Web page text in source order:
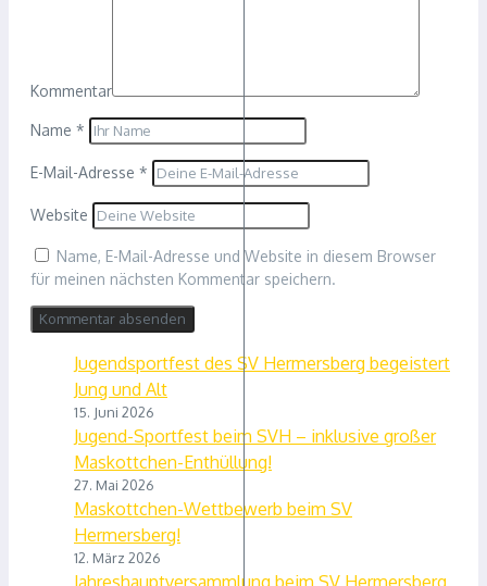
Kommentar
Name *
E-Mail-Adresse *
Website
Name, E-Mail-Adresse und Website in diesem Browser
für meinen nächsten Kommentar speichern.
Jugendsportfest des SV Hermersberg begeistert
Jung und Alt
15. Juni 2026
Jugend-Sportfest beim SVH – inklusive großer
Maskottchen-Enthüllung!
27. Mai 2026
Maskottchen-Wettbewerb beim SV
Hermersberg!
12. März 2026
Jahreshauptversammlung beim SV Hermersberg